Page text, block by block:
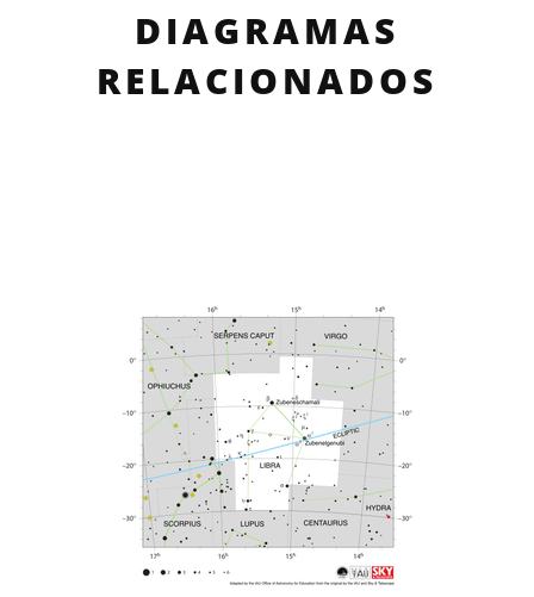
DIAGRAMAS
RELACIONADOS